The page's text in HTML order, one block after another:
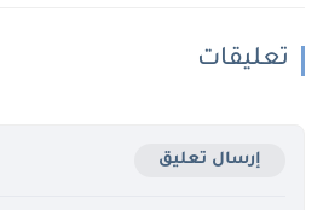
تعليقات
إرسال تعليق